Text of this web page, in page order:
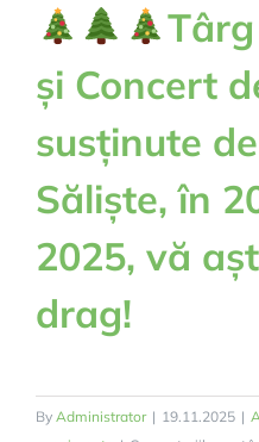
și Concert
susținute
Săliște, în
2025, vă
drag!
By Administrator | 19.11.2025 |